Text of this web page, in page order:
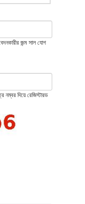
জন্ম সাল যোগ
নম্বর দিয়ে রেজিস্টারড